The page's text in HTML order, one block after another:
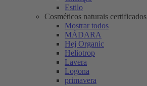
Estilo
Cosméticos naturais certificados
Mostrar todos
MÁDARA
Hej Organic
Heliotrop
Lavera
Logona
primavera